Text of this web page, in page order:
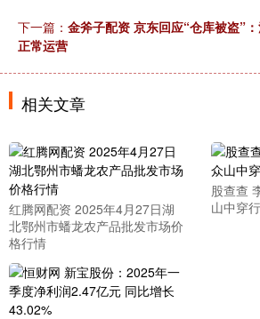
下一篇： 金斧子配资 京东回应“仓库被盗”
正常运营
相关文章
红腾网配资 2025年4月27日湖
北鄂州市蟠龙农产品批发市场价
格行情
股查查
山中穿行